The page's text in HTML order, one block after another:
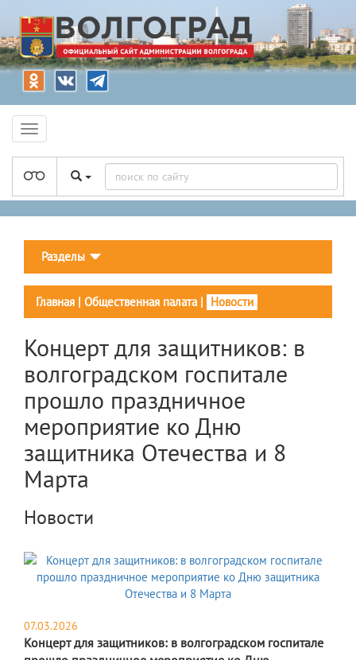
Разделы
Главная | Общественная палата | Новости
Концерт для защитников: в
волгоградском госпитале
прошло праздничное
мероприятие ко Дню
защитника Отечества и 8
Марта
Новости
07.03.2026
Концерт для защитников: в волгоградском госпитале